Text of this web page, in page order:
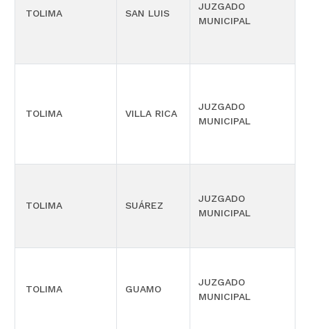
TOLIMA SAN LUIS
JUZGADO
MUNICIPAL
TOLIMA VILLA RICA
JUZGADO
MUNICIPAL
TOLIMA SUÁREZ
JUZGADO
MUNICIPAL
TOLIMA GUAMO
JUZGADO
MUNICIPAL